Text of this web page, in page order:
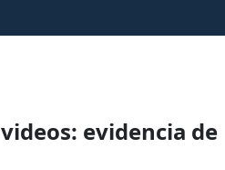
evidencia de